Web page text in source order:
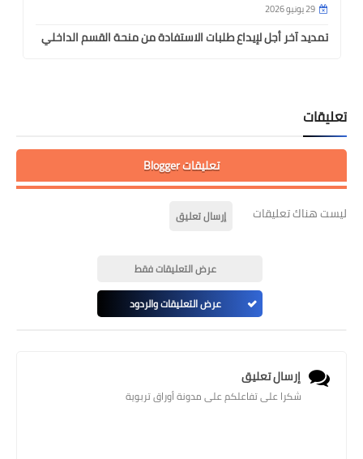
29 يونيو 2026
تمديد آخر أجل لإيداع طلبات الاستفادة من منحة القسم الداخلي
تعليقات
تعليقات Blogger
ليست هناك تعليقات إرسال تعليق
عرض التعليقات فقط
عرض التعليقات والردود
إرسال تعليق
شكرا على تفاعلكم على مدونة أوراق تربوية